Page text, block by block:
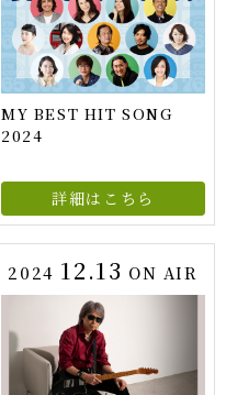
MY BEST HIT SONG
2024
詳細はこちら
2024 12.13 ON AIR